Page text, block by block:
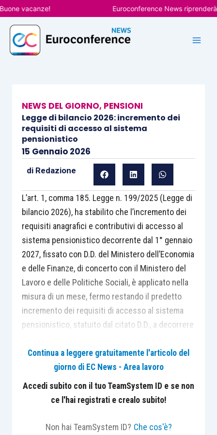
Vai
al
contenuto
vacanze! Euroconference News riprenderà le
NEWS DEL GIORNO, PENSIONI
Legge di bilancio 2026: incremento dei
requisiti di accesso al sistema
pensionistico
15 Gennaio 2026
di Redazione
L’art. 1, comma 185. Legge n. 199/2025 (Legge di
bilancio 2026), ha stabilito che l’incremento dei
requisiti anagrafici e contributivi di accesso al
sistema pensionistico decorrente dal 1° gennaio
2027, fissato con D.D. del Ministero dell’Economia
e delle Finanze, di concerto con il Ministero del
Lavoro e delle Politiche Sociali, è applicato nella
misura di un mese, fermo restando il predetto
incremento dei requisiti di accesso al sistema
pensionistico, statuito dal citato D.D., a decorrere
Per i lavoratori dipendenti delle Amministrazioni
pubbliche, di cui agli artt. 1, comma 2, e 70,
comma 4, D.Lgs. n. 165/2001, nonché per il
soddisfano nell’anno 2027 i requisiti di cui sopra,
Continua a leggere gratuitamente l'articolo del
giorno di EC News - Area lavoro
Accedi subito con il tuo TeamSystem ID e se non
ce l'hai registrati e crealo subito!
Non hai TeamSystem ID? Che cos'è?